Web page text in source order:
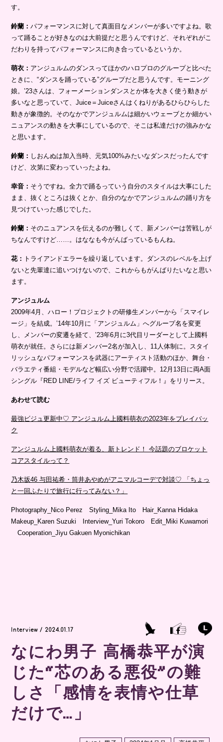
す。
鈴蘭：パフォーマンスに対して真面目なメンバーが多いですよね。歌
って踊ることが好きなのは大前提だと思うんですけど、それぞれがこ
だわりを持ってパフォーマンスに向き合っているというか。
萌衣： アンジュルムのダンスってほかのハロプロのグループと比べた
ときに、“ダンスを踊っている”グループだと思うんです。モーニング
娘。’23さんは、フォーメーションダンスとか体を大きく使う動きが
多いなと思っていて、Juice＝Juiceさんはくねりがあるひらひらした
動きが象徴的。そのなかでアンジュルムは細かいウェーブとか細かい
ニュアンスの動きを大事にしているので、そこは私達だけの強みかな
と思います。
鈴蘭： しおんぬは加入当時、元気100%みたいなダンスだったんです
けど、次第に変わっていったよね。
幸音： そうですね。全力で踊るっていう自分のスタイルは大事にした
まま、抜くところは抜くとか、自分のなかでアンジュルムの踊り方を
見つけていった感じでした。
鈴蘭： そのニュアンスを伝えるのが難しくて、新メンバーは苦戦しが
ちなんですけど……。はななも今がんばっているもんね。
花： トライアンドエラーを繰り返しています。ダンスのレベルを上げ
ないと先輩達に追いつけないので、これからもがんばりたいなと思い
ます。
アンジュルム
2009年4月、ハロー！プロジェクトの研修生メンバーから「スマイレ
ージ」を結成。ʼ14年10月に「アンジュルム」へグループ名を変更
し、メンバーの変遷を経て、ʼ23年6月に3代目リーダーとして上國料
萌衣が就任。さらには新メンバー2名が加入し、11人体制に。スタイ
リッシュなパフォーマンスを武器にアーティスト活動のほか、舞台・
バラエティ番組・モデルなど幅広い分野で活躍中。12月13日に両A面
シングル『RED LINE/ライフ イズ ビューティフル！』をリリース。
あわせて読む
最強ビジュ更新中♡ アンジュルム上國料萌衣の2023年をプレイバッ
ク
アンジュルム上國料萌衣が着る、新トレンド！ 今話題のブロケット
コアスタイルって？
乃木坂46 与田祐希・筒井あやめがアニマルコーデで対談♡ 「ちょっ
と一回ふたりで旅行に行ってみない？」
Photography_Nico Perez Styling_Mika Ito Hair_Kanna Hidaka
Makeup_Karen Suzuki Interview_Yuri Tokoro Edit_Miki Kuwamori
Cooperation_Jiyu Gakuen Myonichikan
Interview / 2024.01.17
なにわ男子 高橋恭平が演
じた“芯のある悪役”の難
しさ「感情を表情や仕草
だけで…」